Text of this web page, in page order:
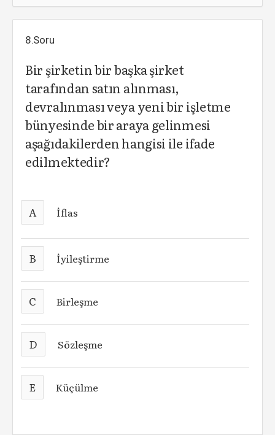
8.Soru
Bir şirketin bir başka şirket
tarafından satın alınması,
devralınması veya yeni bir işletme
bünyesinde bir araya gelinmesi
aşağıdakilerden hangisi ile ifade
edilmektedir?
A İflas
B İyileştirme
C Birleşme
D Sözleşme
E Küçülme